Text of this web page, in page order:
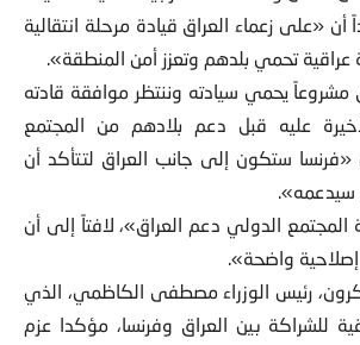
أن «على زعماء العراق قيادة مرحلة انتقالية
عراقية تحمي بلدهم وتعزز أمن المنطقة».
مشروعاً يحمي سيادته وننتظر موافقة قادته
عليه قبل دعم بلادهم من المجتمع
ستكون إلى جانب العراق لتتأكد أن
سيدعمه».
الدولي دعم العراق»، لافتاً إلى أن
إصلاحية واضحة».
رئيس الوزراء مصطفى الكاظمي، الذي
للشراكة بين العراق وفرنسا، مؤكدا عزم